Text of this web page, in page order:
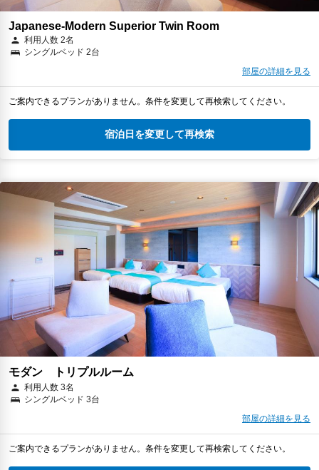
Japanese-Modern Superior Twin Room
利用人数 2名
シングルベッド 2台
部屋の詳細を見る
ご案内できるプランがありません。条件を変更して再検索してください。
宿泊日を変更して再検索
モダン トリプルルーム
利用人数 3名
シングルベッド 3台
部屋の詳細を見る
ご案内できるプランがありません。条件を変更して再検索してください。